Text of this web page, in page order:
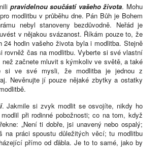
pravidelnou součástí vašeho života. Mohu
modlitbu v průběhu dne. Pán Bůh je Bohem
nebyl stanoveny bezdůvodně. Neřád je
v nějakou svázanost. Říkám pouze to, že
hodin vašeho života byla i modlitba. Stejně
čas na modlitbu. Vyberte si své vlastní
začnete mluvit s kýmkoliv ve světě, a také
si ve své mysli, že modlitba je jednou z
Nevěnujte jí pouze nějaké zbytky a ostatky
. Jakmile si zvyk modlit se osvojíte, nikdy ho
při rodinné pobožnosti; co na tom, když
„Není ti dobře, jsi unavený nebo ospalý;
na práci spoustu důležitých věcí; tu modlitbu
přímo od ďábla. Je to to samé, jako by